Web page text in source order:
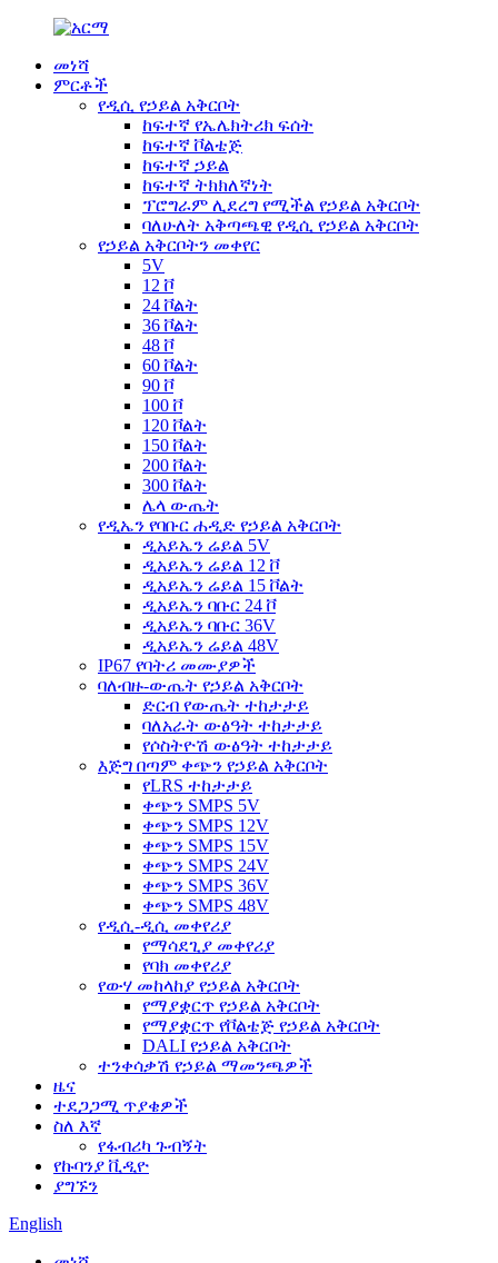
መነሻ
ምርቶች
የዲሲ የኃይል አቅርቦት
ከፍተኛ የኤሌክትሪክ ፍሰት
ከፍተኛ ቮልቴጅ
ከፍተኛ ኃይል
ከፍተኛ ትክክለኛነት
ፕሮግራም ሊደረግ የሚችል የኃይል አቅርቦት
ባለሁለት አቅጣጫዊ የዲሲ የኃይል አቅርቦት
የኃይል አቅርቦትን መቀየር
5V
12 ቮ
24 ቮልት
36 ቮልት
48 ቮ
60 ቮልት
90 ቮ
100 ቮ
120 ቮልት
150 ቮልት
200 ቮልት
300 ቮልት
ሌላ ውጤት
የዲኤን የባቡር ሐዲድ የኃይል አቅርቦት
ዲአይኤን ሬይል 5V
ዲአይኤን ሬይል 12 ቮ
ዲአይኤን ሬይል 15 ቮልት
ዲአይኤን ባቡር 24 ቮ
ዲአይኤን ባቡር 36V
ዲአይኤን ሬይል 48V
IP67 የባትሪ መሙያዎች
ባለብዙ-ውጤት የኃይል አቅርቦት
ድርብ የውጤት ተከታታይ
ባለአራት ውፅዓት ተከታታይ
የሶስትዮሽ ውፅዓት ተከታታይ
እጅግ በጣም ቀጭን የኃይል አቅርቦት
የLRS ተከታታይ
ቀጭን SMPS 5V
ቀጭን SMPS 12V
ቀጭን SMPS 15V
ቀጭን SMPS 24V
ቀጭን SMPS 36V
ቀጭን SMPS 48V
የዲሲ-ዲሲ መቀየሪያ
የማሳደጊያ መቀየሪያ
የባክ መቀየሪያ
የውሃ መከላከያ የኃይል አቅርቦት
የማያቋርጥ የኃይል አቅርቦት
የማያቋርጥ የቮልቴጅ የኃይል አቅርቦት
DALI የኃይል አቅርቦት
ተንቀሳቃሽ የኃይል ማመንጫዎች
ዜና
ተደጋጋሚ ጥያቄዎች
ስለ እኛ
የፋብሪካ ጉብኝት
የኩባንያ ቪዲዮ
ያግኙን
English